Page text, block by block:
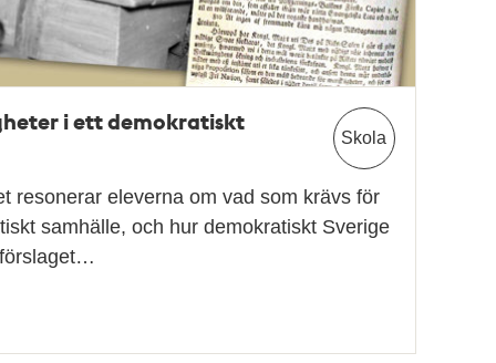
Skola
i ett demokratiskt
resonerar eleverna om vad som krävs för
samhälle, och hur demokratiskt Sverige